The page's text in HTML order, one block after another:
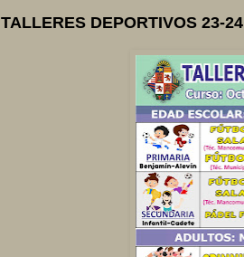
TALLERES DEPORTIVOS 23-24